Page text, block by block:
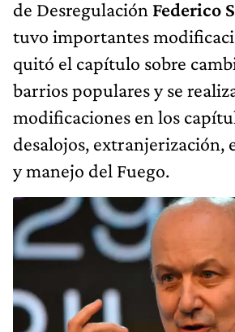
de Desregulación Federico
tuvo importantes
quitó el capítulo sobre
barrios populares y se
modificaciones en los
desalojos, extranjerización,
y manejo del Fuego.